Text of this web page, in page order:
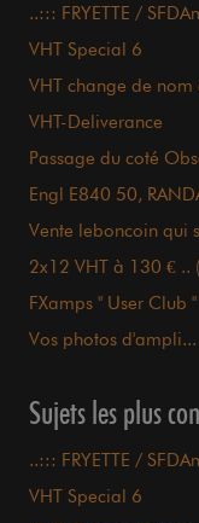
..::: FRYETTE /
VHT Special 6
VHT change de nom
VHT-Deliverance
Passage du coté
Engl E840 50,
Vente leboncoin qui
2x12 VHT à 130 € ..
FXamps " User Club "
Vos photos d'ampli...
Sujets les plus
..::: FRYETTE /
VHT Special 6